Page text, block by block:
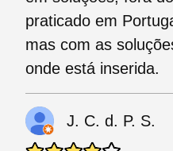
praticado em
mas com as
onde está inserida.
J. C. d. P. S.